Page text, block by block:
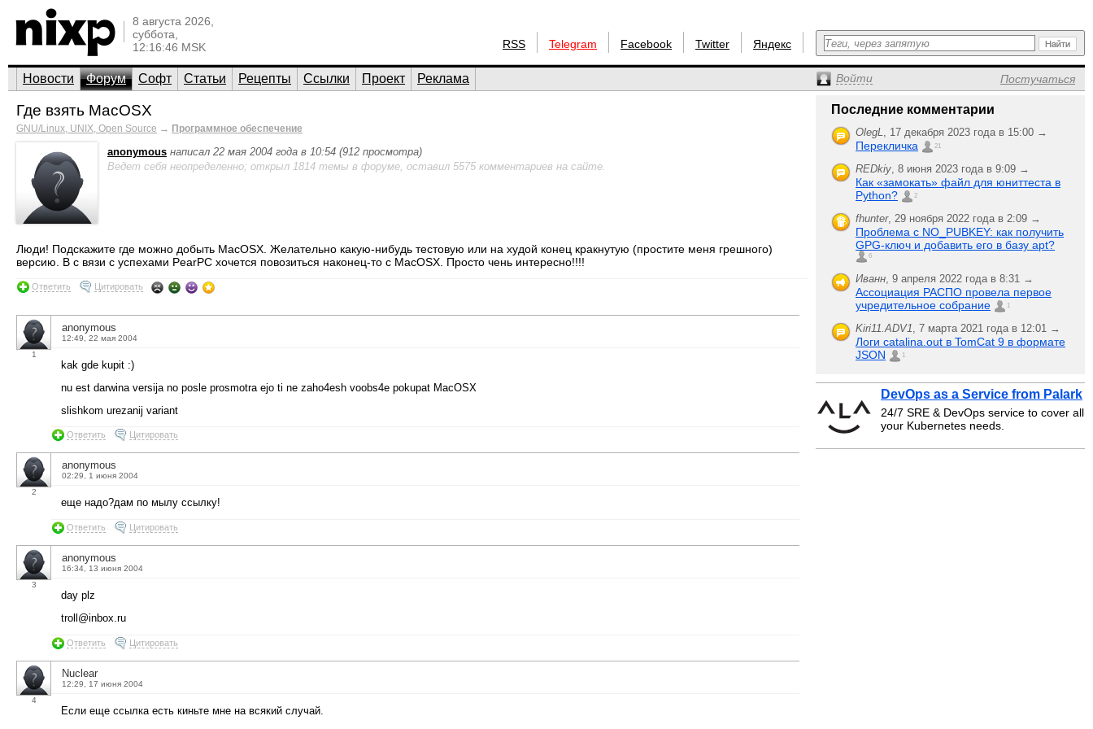
8 августа 2026,
суббота,
12:16:46 MSK
RSS Telegram Facebook Twitter Яндекс
Новости Форум Софт Статьи Рецепты Ссылки Проект Реклама Войти Постучаться
Где взять MacOSX
GNU/Linux, UNIX, Open Source → Программное обеспечение
anonymous написал 22 мая 2004 года в 10:54 (912 просмотра)
Ведет себя неопределенно; открыл 1814 темы в форуме, оставил 5575 комментариев на сайте.
Люди! Подскажите где можно добыть MacOSX. Желательно какую-нибудь тестовую или на худой конец кракнутую (простите меня грешного)
версию. В с вязи с успехами PearPC хочется повозиться наконец-то с MacOSX. Просто чень интересно!!!!
Ответить Цитировать
1
anonymous
12:49, 22 мая 2004
kak gde kupit :)
nu est darwina versija no posle prosmotra ejo ti ne zaho4esh voobs4e pokupat MacOSX
slishkom urezanij variant
Ответить Цитировать
2
anonymous
02:29, 1 июня 2004
еще надо?дам по мылу ссылку!
Ответить Цитировать
3
anonymous
16:34, 13 июня 2004
day plz
troll@inbox.ru
Ответить Цитировать
4
Nuclear
12:29, 17 июня 2004
Если еще ссылка есть киньте мне на всякий случай.
Последние комментарии
OlegL, 17 декабря 2023 года в 15:00 →
Перекличка 21
REDkiy, 8 июня 2023 года в 9:09 →
Как «замокать» файл для юниттеста в
Python?
2
fhunter, 29 ноября 2022 года в 2:09 →
Проблема с NO_PUBKEY: как получить
GPG-ключ и добавить его в базу apt?
6
Иванн, 9 апреля 2022 года в 8:31 →
Ассоциация РАСПО провела первое
учредительное собрание
1
Kiri11.ADV1, 7 марта 2021 года в 12:01 →
Логи catalina.out в TomCat 9 в формате
JSON
1
DevOps as a Service from Palark
24/7 SRE & DevOps service to cover all
your Kubernetes needs.